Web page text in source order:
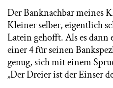
Der Banknachbar meines
Kleiner selber, eigentlich
Latein gehofft. Als es
einer 4 für seinen
genug, sich mit einem
„Der Dreier ist der Einser